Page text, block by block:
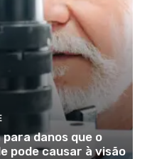
danos que o
pode causar à visão